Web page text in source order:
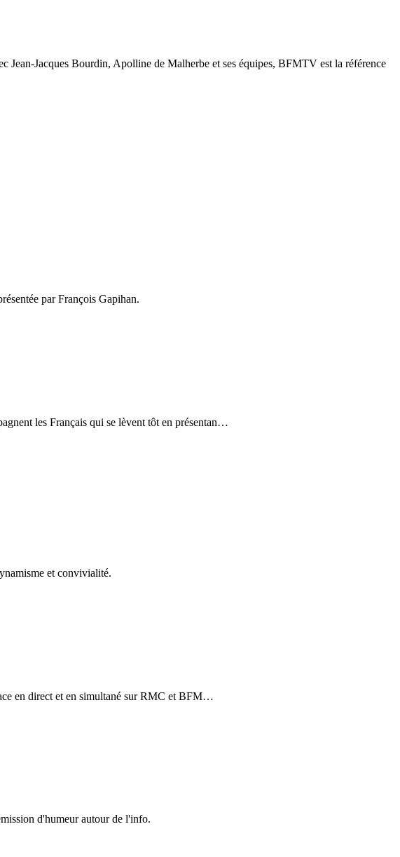
Jacques Bourdin, Apolline de Malherbe et ses équipes, BFMTV est la référence
par François Gapihan.
les Français qui se lèvent tôt en présentan…
et convivialité.
en direct et en simultané sur RMC et BFM…
d'humeur autour de l'info.